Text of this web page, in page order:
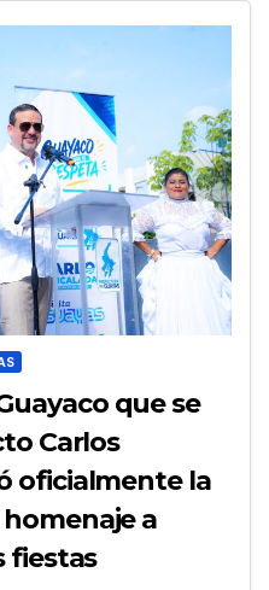
que se
Carlos
oficialmente la
a
fiestas